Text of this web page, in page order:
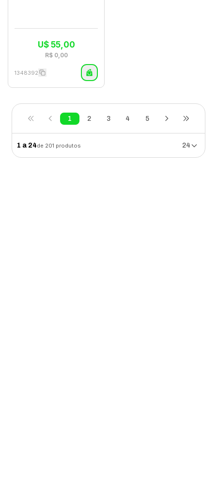
U$ 55,00
R$ 0,00
1348392
1 2 3 4 5
1 a 24de 201 produtos 24